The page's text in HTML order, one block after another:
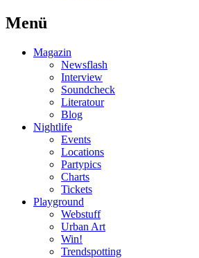
Menü
Magazin
Newsflash
Interview
Soundcheck
Literatour
Blog
Nightlife
Events
Locations
Partypics
Charts
Tickets
Playground
Webstuff
Urban Art
Win!
Trendspotting